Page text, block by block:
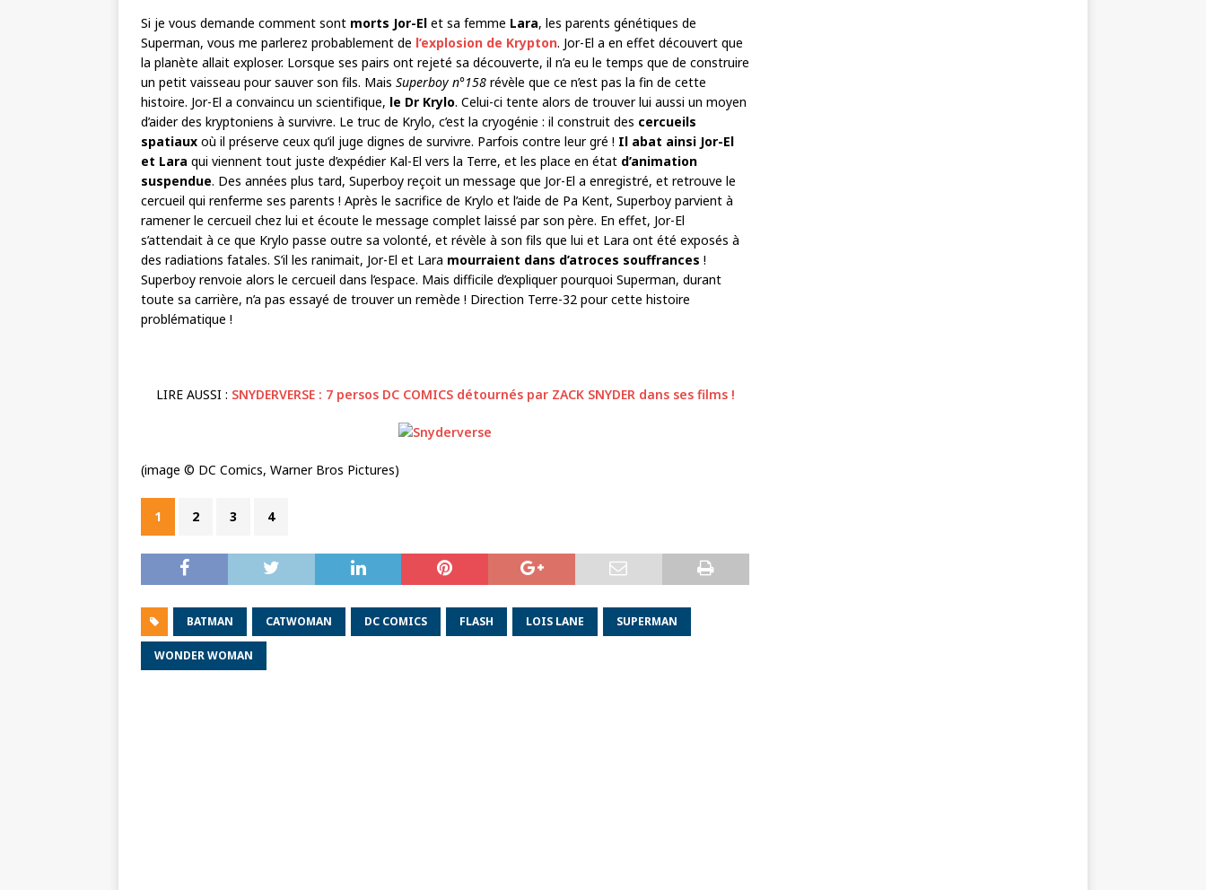
Si je vous demande comment sont morts Jor-El et sa femme Lara, les parents génétiques de
Superman, vous me parlerez probablement de l’explosion de Krypton. Jor-El a en effet découvert que
la planète allait exploser. Lorsque ses pairs ont rejeté sa découverte, il n’a eu le temps que de construire
un petit vaisseau pour sauver son fils. Mais Superboy n°158 révèle que ce n’est pas la fin de cette
histoire. Jor-El a convaincu un scientifique, le Dr Krylo. Celui-ci tente alors de trouver lui aussi un moyen
d’aider des kryptoniens à survivre. Le truc de Krylo, c’est la cryogénie : il construit des cercueils
spatiaux où il préserve ceux qu’il juge dignes de survivre. Parfois contre leur gré ! Il abat ainsi Jor-El
et Lara qui viennent tout juste d’expédier Kal-El vers la Terre, et les place en état d’animation
suspendue. Des années plus tard, Superboy reçoit un message que Jor-El a enregistré, et retrouve le
cercueil qui renferme ses parents ! Après le sacrifice de Krylo et l’aide de Pa Kent, Superboy parvient à
ramener le cercueil chez lui et écoute le message complet laissé par son père. En effet, Jor-El
s’attendait à ce que Krylo passe outre sa volonté, et révèle à son fils que lui et Lara ont été exposés à
des radiations fatales. S’il les ranimait, Jor-El et Lara mourraient dans d’atroces souffrances !
Superboy renvoie alors le cercueil dans l’espace. Mais difficile d’expliquer pourquoi Superman, durant
toute sa carrière, n’a pas essayé de trouver un remède ! Direction Terre-32 pour cette histoire
problématique !
LIRE AUSSI : SNYDERVERSE : 7 persos DC COMICS détournés par ZACK SNYDER dans ses films !
(image © DC Comics, Warner Bros Pictures)
1 2 3 4
BATMAN CATWOMAN DC COMICS FLASH LOIS LANE SUPERMAN
WONDER WOMAN